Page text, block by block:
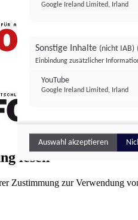
lesen
Zustimmung zur Verwendung
Google Ireland Limited, Irland
Sonstige Inhalte (nicht IAB)
Einbindung zusätzlicher
YouTube
Google Ireland Limited, Irland
Auswahl akzeptieren